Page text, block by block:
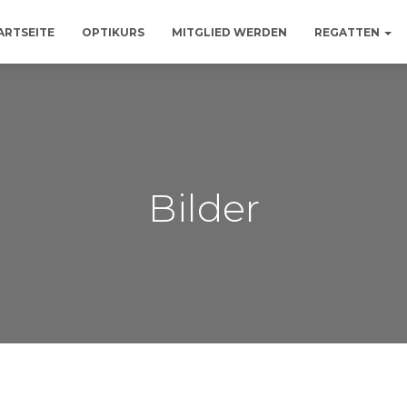
OPTIKURS MITGLIED WERDEN REGATTEN
Bilder